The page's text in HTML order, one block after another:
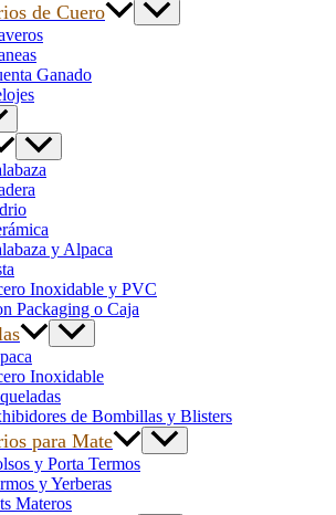
de Cuero
Ganado
y Alpaca
Inoxidable y PVC
Packaging o Caja
Inoxidable
de Bombillas y Blisters
para Mate
y Porta Termos
y Yerberas
Materos